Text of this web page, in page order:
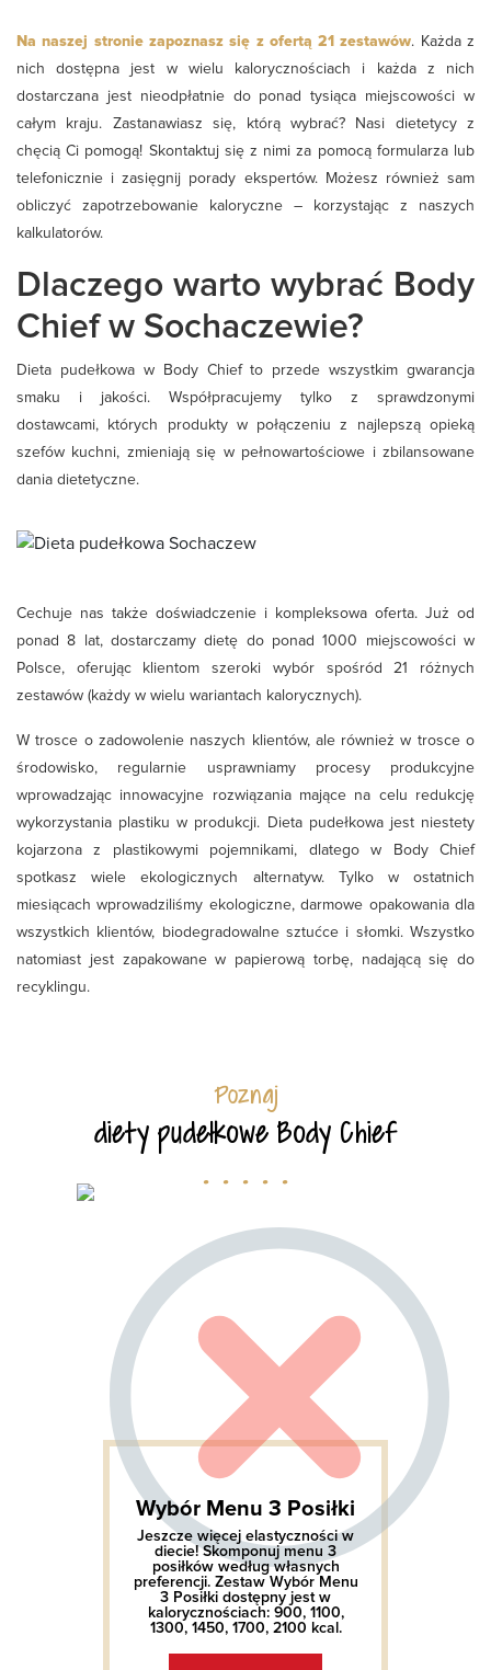
Na naszej stronie zapoznasz się z ofertą 21 zestawów. Każda z
nich dostępna jest w wielu kalorycznościach i każda z nich
dostarczana jest nieodpłatnie do ponad tysiąca miejscowości w
całym kraju. Zastanawiasz się, którą wybrać? Nasi dietetycy z
chęcią Ci pomogą! Skontaktuj się z nimi za pomocą formularza lub
telefonicznie i zasięgnij porady ekspertów. Możesz również sam
obliczyć zapotrzebowanie kaloryczne – korzystając z naszych
kalkulatorów.
Dlaczego warto wybrać Body
Chief w Sochaczewie?
Dieta pudełkowa w Body Chief to przede wszystkim gwarancja
smaku i jakości. Współpracujemy tylko z sprawdzonymi
dostawcami, których produkty w połączeniu z najlepszą opieką
szefów kuchni, zmieniają się w pełnowartościowe i zbilansowane
dania dietetyczne.
Cechuje nas także doświadczenie i kompleksowa oferta. Już od
ponad 8 lat, dostarczamy dietę do ponad 1000 miejscowości w
Polsce, oferując klientom szeroki wybór spośród 21 różnych
zestawów (każdy w wielu wariantach kalorycznych).
W trosce o zadowolenie naszych klientów, ale również w trosce o
środowisko, regularnie usprawniamy procesy produkcyjne
wprowadzając innowacyjne rozwiązania mające na celu redukcję
wykorzystania plastiku w produkcji. Dieta pudełkowa jest niestety
kojarzona z plastikowymi pojemnikami, dlatego w Body Chief
spotkasz wiele ekologicznych alternatyw. Tylko w ostatnich
miesiącach wprowadziliśmy ekologiczne, darmowe opakowania dla
wszystkich klientów, biodegradowalne sztućce i słomki. Wszystko
natomiast jest zapakowane w papierową torbę, nadającą się do
recyklingu.
Poznaj
diety pudełkowe Body Chief
. . . . .
Wybór Menu 3 Posiłki
Jeszcze więcej elastyczności w
diecie! Skomponuj menu 3
posiłków według własnych
preferencji. Zestaw Wybór Menu
3 Posiłki dostępny jest w
kalorycznościach: 900, 1100,
1300, 1450, 1700, 2100 kcal.